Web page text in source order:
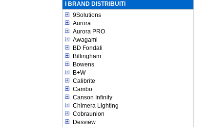
I BRAND DISTRIBUITI
9Solutions
Aurora
Aurora PRO
Awagami
BD Fondali
Billingham
Bowens
B+W
Calibrite
Cambo
Canson Infinity
Chimera Lighting
Cobraunion
Desview